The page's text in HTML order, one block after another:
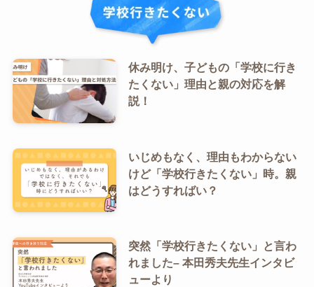
休み明け、子どもの「学校に行き
たくない」理由と親の対応を解
説！
いじめもなく、理由もわからない
けど「学校行きたくない」時。親
はどうすればい？
突然「学校行きたくない」と言わ
れました– 本田秀夫先生インタビ
ューより